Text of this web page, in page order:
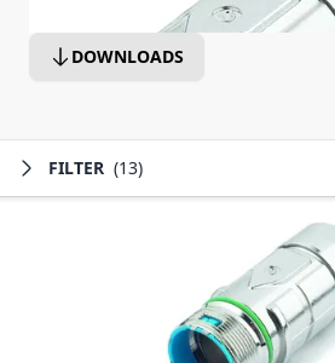
DOWNLOADS
FILTER (13)